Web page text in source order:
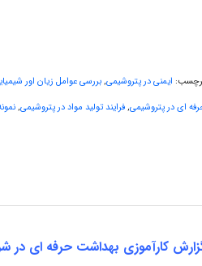
ایمنی در پتروشیمی,بررسی عوامل زیان اور
ای در پتروشیمی,فرایند تولید مواد در پتروشیمی,
کارآموزی بهداشت حرفه ای در